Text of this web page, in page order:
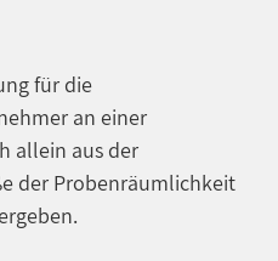
für die
an einer
allein aus der
der Probenräumlichkeit